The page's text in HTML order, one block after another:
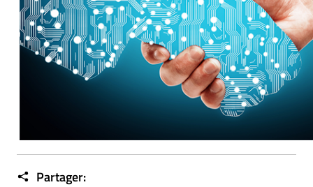
Partager: